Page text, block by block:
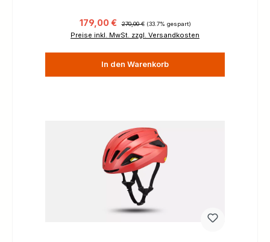
Verkaufspreis:
179,00 € 270,00 € (33.7% gespart)
Preise inkl. MwSt. zzgl. Versandkosten
In den Warenkorb